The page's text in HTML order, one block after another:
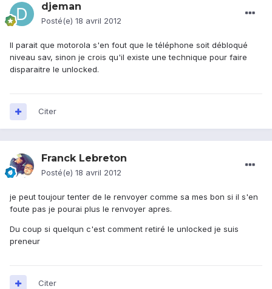
djeman
Posté(e) 18 avril 2012
Il parait que motorola s'en fout que le téléphone soit débloqué
niveau sav, sinon je crois qu'il existe une technique pour faire
disparaitre le unlocked.
Citer
Franck Lebreton
Posté(e) 18 avril 2012
je peut toujour tenter de le renvoyer comme sa mes bon si il s'en
foute pas je pourai plus le renvoyer apres.
Du coup si quelqun c'est comment retiré le unlocked je suis
preneur
Citer